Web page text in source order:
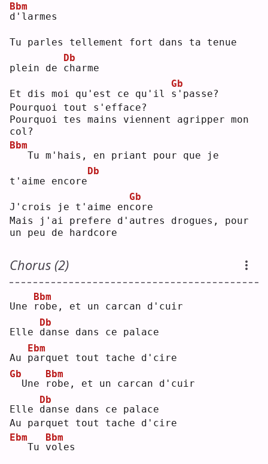
d
Bbm
'larmes
Tu parles tellement fort dans ta tenue
plein de c
Db
harme
Et dis moi qu'est ce qu'il s
Gb
'passe?
Pourquoi tout s'efface?
Pourquoi tes mains viennent agripper mon
col?
Bbm
  Tu m'hais, en priant pour que je
t'aime encore
Db
J'crois je t'aime enc
Gb
ore
Mais j'ai prefere d'autres drogues, pour
un peu de hardcore
Chorus (2)
Une r
Bbm
obe, et un carcan d'cuir
Elle d
Db
anse dans ce palace
Au p
Ebm
arquet tout tache d'cire
Gb
Une
r
Bbm
obe, et un carcan d'cuir
Elle d
Db
anse dans ce palace
Au parquet tout tache d'cire
Ebm
  Tu
v
Bbm
oles